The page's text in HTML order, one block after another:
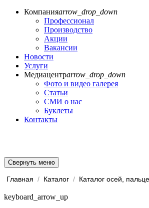
Компанияarrow_drop_down
Профессионал
Производство
Акции
Вакансии
Новости
Услуги
Медиацентрarrow_drop_down
Фото и видео галерея
Статьи
СМИ о нас
Буклеты
Контакты
Свернуть меню
Главная / Каталог / Каталог осей,
keyboard_arrow_up